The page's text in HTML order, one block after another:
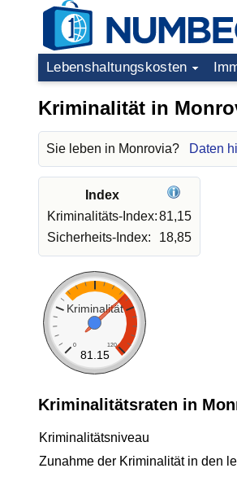
Lebenshaltungskosten
Kriminalität in
Sie leben in Monrovia? Daten
Index
Kriminalitäts-Index:81,15
Sicherheits-Index:
18,85
Kriminalität
0 120
81.15
Kriminalitätsraten in
Kriminalitätsniveau
Zunahme der Kriminalität in den